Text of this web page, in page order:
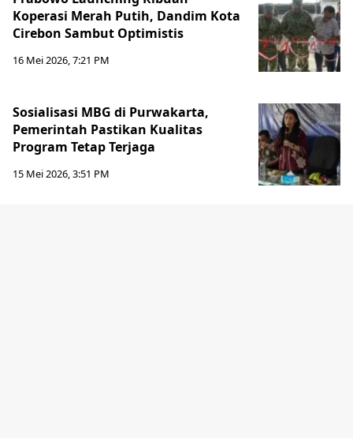
Koperasi Merah Putih, Dandim Kota
Cirebon Sambut Optimistis
16 Mei 2026, 7:21 PM
Sosialisasi MBG di Purwakarta,
Pemerintah Pastikan Kualitas
Program Tetap Terjaga
15 Mei 2026, 3:51 PM